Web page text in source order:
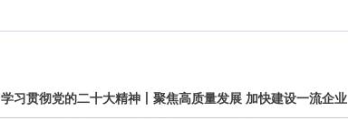
学习贯彻党的二十大精神丨聚焦高质量发展 加快建设一流企业